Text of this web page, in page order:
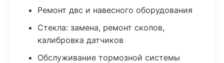
Ремонт двс и навесного оборудования
Стекла: замена, ремонт сколов,
калибровка датчиков
Обслуживание тормозной системы